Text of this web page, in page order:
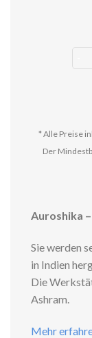
* Alle Preise
Der
Auroshika
Sie werden
in Indien
Die
Ashram.
Mehr